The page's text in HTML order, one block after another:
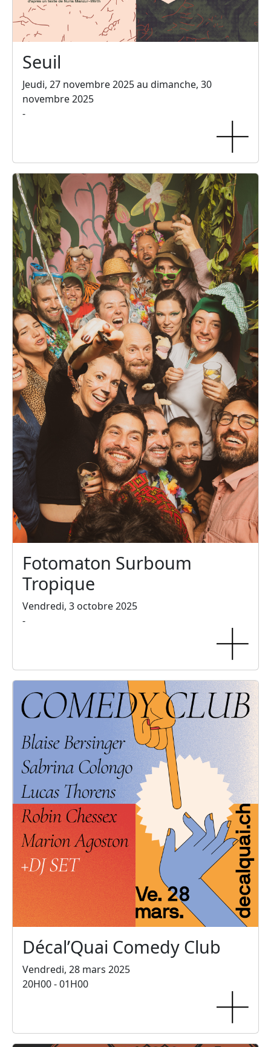
Seuil
Jeudi, 27 novembre 2025 au dimanche, 30
novembre 2025
-
Fotomaton Surboum
Tropique
Vendredi, 3 octobre 2025
-
Décal’Quai Comedy Club
Vendredi, 28 mars 2025
20H00 - 01H00